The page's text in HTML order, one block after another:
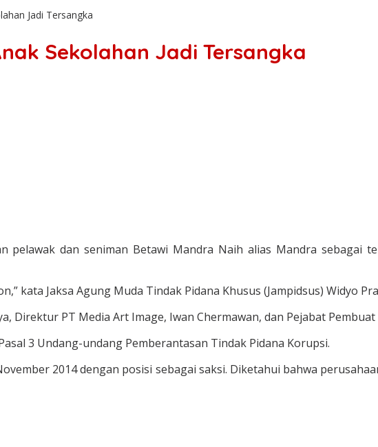
Jadi Tersangka
Sekolahan Jadi Tersangka
pelawak dan seniman Betawi Mandra Naih alias Mandra sebagai
kata Jaksa Agung Muda Tindak Pidana Khusus (Jampidsus) Widyo
Direktur PT Media Art Image, Iwan Chermawan, dan Pejabat
3 Undang-undang Pemberantasan Tindak Pidana Korupsi.
2014 dengan posisi sebagai saksi. Diketahui bahwa